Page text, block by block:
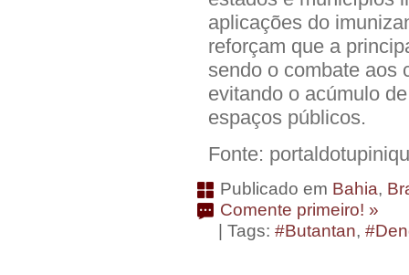
aplicações do
reforçam que a
sendo o combate aos
evitando o acúmulo
espaços públicos.
Fonte:
Publicado em Bahia,
Comente primeiro! »
| Tags: #Butantan,